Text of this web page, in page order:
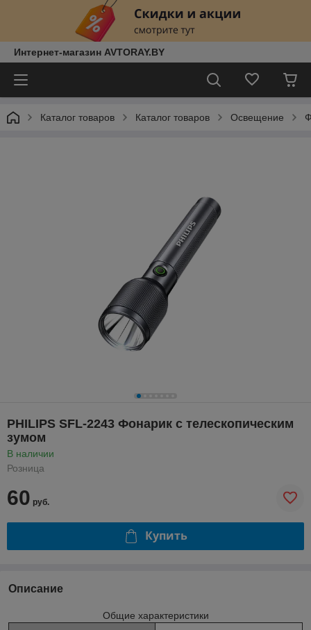
Интернет-магазин AVTORAY.BY
Каталог товаров Каталог товаров Освещение
PHILIPS SFL-2243 Фонарик с телескопическим
зумом
В наличии
Розница
60 руб.
Купить
Описание
Общие характеристики